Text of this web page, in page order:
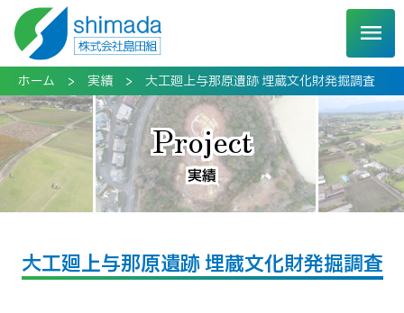
MENU
ホーム 実績 大工廻上与那原遺跡 埋蔵文化財発掘調査
Project
実績
大工廻上与那原遺跡 埋蔵文化財発掘調査